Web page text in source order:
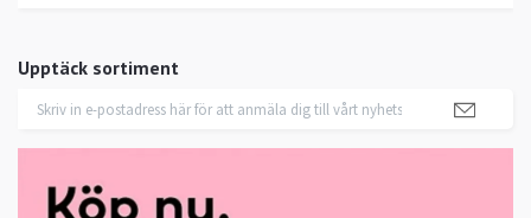
Upptäck sortiment